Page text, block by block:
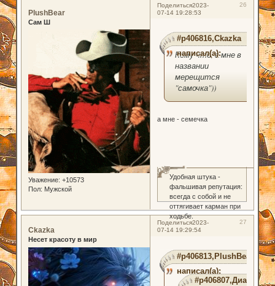
Поделиться 26
2023-
07-14 19:28:53
PlushBear
Сам Ш
Уважение: +10573
Пол: Мужской
#p406816,Ckazka
написал(а):
Кому что, а мне в
названии
мерещится
"самочка"))
а мне - семечка
Удобная штука -
фальшивая репутация:
всегда с собой и не
оттягивает карман при
ходьбе.
0
Поделиться 27
2023-
07-14 19:29:54
Ckazka
Несет красоту в мир
#p406813,PlushBear
написал(а):
#p406807,Диана